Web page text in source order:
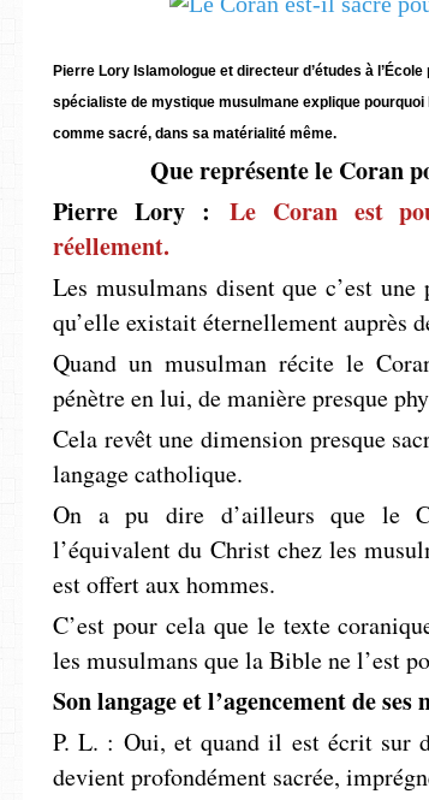
Pierre Lory Islamologue et directeur d’études à
spécialiste de mystique musulmane explique
comme sacré, dans sa matérialité même.
Que représente le Coran
Pierre Lory : Le Coran est
réellement.
Les musulmans disent que c’est
qu’elle existait éternellement auprès
Quand un ­musulman récite le
pénètre en lui, de manière presque
Cela revêt une dimension presque
langage catholique.
On a pu dire d’ailleurs que le
l’équivalent du Christ chez les
est offert aux hommes.
C’est pour cela que le texte
les musulmans que la Bible ne l’est
Son langage et l’agencement de
P. L. : Oui, et quand il est écrit sur
devient profondément sacrée,